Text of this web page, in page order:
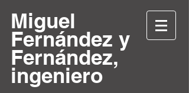
Miguel
Fernández y
Fernández,
ingeniero